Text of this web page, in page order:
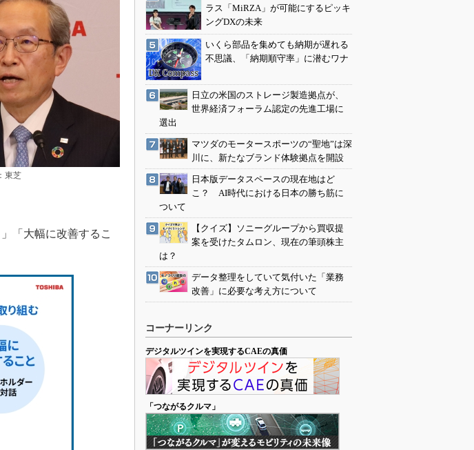
ー4.0
ータ
パン
ント
・開発
東芝
「大幅に改善するこ
ラス「MiRZA」が可能にするピッキ
ングDXの未来
いくら部品を集めても納期が遅れる
不思議、「納期順守率」に潜むワナ
日立の米国のストレージ製造拠点が、
世界経済フォーラム認定の先進工場に
選出
マツダのモータースポーツの“聖地”は深
川に、新たなブランド体験拠点を開設
日本版データスペースの現在地はど
こ？ AI時代における日本の勝ち筋に
ついて
【クイズ】ソニーグループから買収提
案を受けたタムロン、現在の筆頭株主
は？
データ整理をしていて気付いた「業務
改善」に必要な考え方について
コーナーリンク
デジタルツインを実現するCAEの真価
「つながるクルマ」